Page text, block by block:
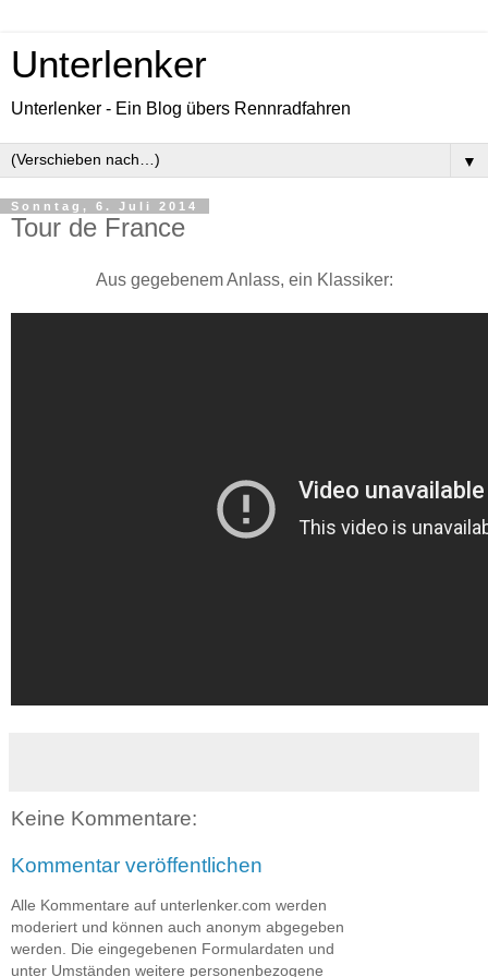
Unterlenker
Unterlenker - Ein Blog übers Rennradfahren
▼
Sonntag, 6. Juli 2014
Tour de France
Aus gegebenem Anlass, ein Klassiker:
Keine Kommentare:
Kommentar veröffentlichen
Alle Kommentare auf unterlenker.com werden
moderiert und können auch anonym abgegeben
werden. Die eingegebenen Formulardaten und
unter Umständen weitere personenbezogene